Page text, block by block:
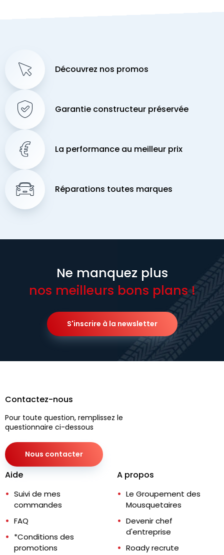
Découvrez nos promos
Garantie constructeur préservée
La performance au meilleur prix
Réparations toutes marques
Ne manquez plus
nos meilleurs bons plans !
S'inscrire à la newsletter
Contactez-nous
Pour toute question, remplissez le
questionnaire ci-dessous
Nous contacter
Aide
Suivi de mes
commandes
FAQ
*Conditions des
promotions
A propos
Le Groupement des
Mousquetaires
Devenir chef
d'entreprise
Roady recrute